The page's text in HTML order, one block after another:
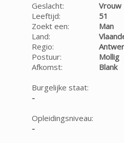
Geslacht:
Vrouw
Leeftijd:
51
Zoekt een:
Man
Land:
Regio:
Postuur:
Mollig
Afkomst:
Blank
Burgelijke staat:
-
Opleidingsniveau:
-